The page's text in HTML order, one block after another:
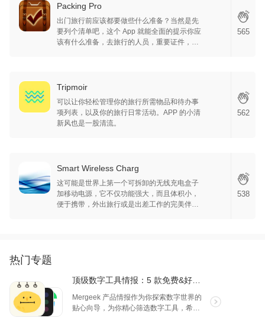
Packing Pro
出门旅行前应该都要做些什么准备？当然是先
要列个清单吧，这个 App 就能全面的提示你应
该有什么准备，去旅行的人员，重要证件，衣
老，但也可以试试。
565
Tripmoir
可以让你轻松管理你的旅行所需物品和待办事
项列表，以及你的旅行日常活动。APP 的小清
新风也是一股清流。
562
Smart Wireless Charg
这可能是世界上第一个可拆卸的无线充电盒子
加移动电源，它不仅功能强大，而且体积小，
便于携带，外出旅行或是出差工作的完美伴
538
热门专题
Mergeek 产品情报作为你探索数字世界的
贴心向导，为你精心筛选数字工具，希望